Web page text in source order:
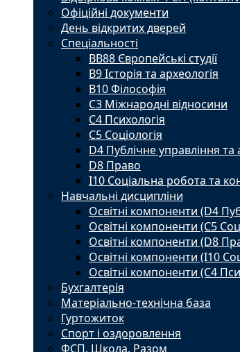
Офіційні документи
День відкритих дверей
Спеціальності
BВ88 Європейські студії
B9 Історія та археологія
B10 Філософія
C3 Міжнародні відносини
C4 Психологія
С5 Соціологія
D4 Публічне управління та
D8 Право
I10 Соціальна робота та
Навчальні дисципліни
Освітні компоненти (D4
Освітні компоненти (С5
Освітні компоненти (D8
Освітні компоненти (I10
Освітні компоненти (С4
Бухгалтерія
Матеріально-технічна база
Гуртожиток
Спорт і оздоровлення
ФСП. Школа. Разом